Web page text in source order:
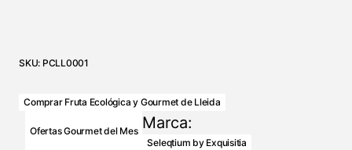
SKU: PCLL0001
Comprar Fruta Ecológica y Gourmet de Lleida
Ofertas Gourmet del Mes Marca:
Seleqtium by Exquisitia